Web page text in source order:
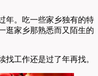
年。吃一些家乡独有的特
逛家乡那熟悉而又陌生的
找工作还是过了年再找。